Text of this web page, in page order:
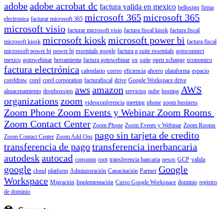
adobeadobe acrobat dc factura valida en mexico hellosign firma
electronica facturar microsoft 365 microsoft 365microsoft 365
microsoft visio facturar microsoft visio factura fiscal kiosk factura fiscal
microsoft kiosk microsoft kioskmicrosoft power bi factura fiscal
microssoft power bi power bi essentials google factura g suite essentials gotoconnect
mexico gotowebinar herramienta factura gotowebinar ox suite open xchange economico
factura electrónica calendario correo eficiencia ahorro plataforma espacio
coreldraw corel corel corporation facturafiscal drive Google Workspace drive
almacenamiento dropboxsign aws amazon servicios nube hosting AWS
organizations zoom videoconferencia meeting phone zoom business
Zoom Phone Zoom Events y Webinar Zoom Rooms
Zoom Contact Center Zoom Phone Zoom Events y Webinar Zoom Rooms
Zoom Contact Center Zoom Add Ons pago sin tarjeta de credito
transferencia de pagotransferencia inerbancaria
autodeskautocad consumo root transferencia bancaria pesos GCP valida
google cloud platform Administración Capacitación Partner Google
Workspace Migración Implementación Curso Google Workspace dominio registro
de dominio